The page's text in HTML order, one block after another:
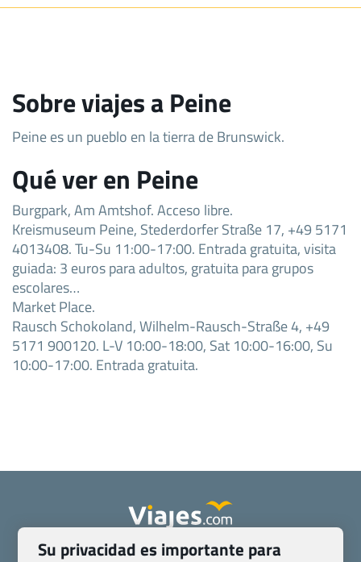
Sobre viajes a Peine
Peine es un pueblo en la tierra de Brunswick.
Qué ver en Peine
Burgpark, Am Amtshof. Acceso libre.
Kreismuseum Peine, Stederdorfer Straße 17, +49 5171
4013408. Tu-Su 11:00-17:00. Entrada gratuita, visita
guiada: 3 euros para adultos, gratuita para grupos
escolares…
Market Place.
Rausch Schokoland, Wilhelm-Rausch-Straße 4, +49
5171 900120. L-V 10:00-18:00, Sat 10:00-16:00, Su
10:00-17:00. Entrada gratuita.
Quienes somos Contacto
Su privacidad es importante para